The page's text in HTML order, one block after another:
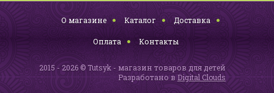
О магазине Каталог Доставка
Оплата Контакты
2015 - 2026 © Tutsyk - магазин товаров для детей
Разработано в Digital Clouds